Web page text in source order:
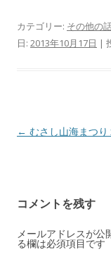
カテゴリー: その他の
日: 2013年10月17日 |
投
ゲ
ー
シ
← むさし山海まつり
コメントを残す
メールアドレスが公
る欄は必須項目です